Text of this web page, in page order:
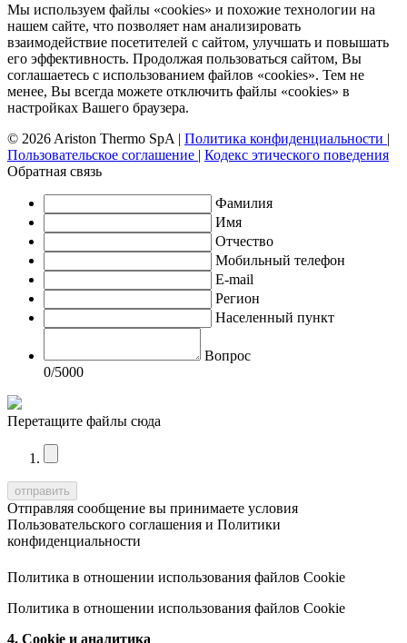
Мы используем файлы «cookies» и похожие технологии на
нашем сайте, что позволяет нам анализировать
взаимодействие посетителей с сайтом, улучшать и повышать
его эффективность. Продолжая пользоваться сайтом, Вы
соглашаетесь с использованием файлов «cookies». Тем не
менее, Вы всегда можете отключить файлы «cookies» в
настройках Вашего браузера.
© 2026 Ariston Thermo SpA | Политика конфиденциальности |
Пользовательское соглашение | Кодекс этического поведения
Обратная связь
Фамилия
Имя
Отчество
Мобильный телефон
E-mail
Регион
Населенный пункт
Вопрос
0/5000
Перетащите файлы сюда
Отправляя сообщение вы принимаете условия
Пользовательского соглашения и Политики
конфиденциальности
Политика в отношении использования файлов Cookie
Политика в отношении использования файлов Cookie
4. Cookie и аналитика